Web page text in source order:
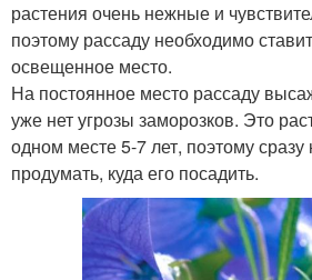
растения очень нежные и
поэтому рассаду необходимо
освещенное место.
На постоянное место рассаду
уже нет угрозы заморозков. Это
одном месте 5-7 лет, поэтому
продумать, куда его посадить.